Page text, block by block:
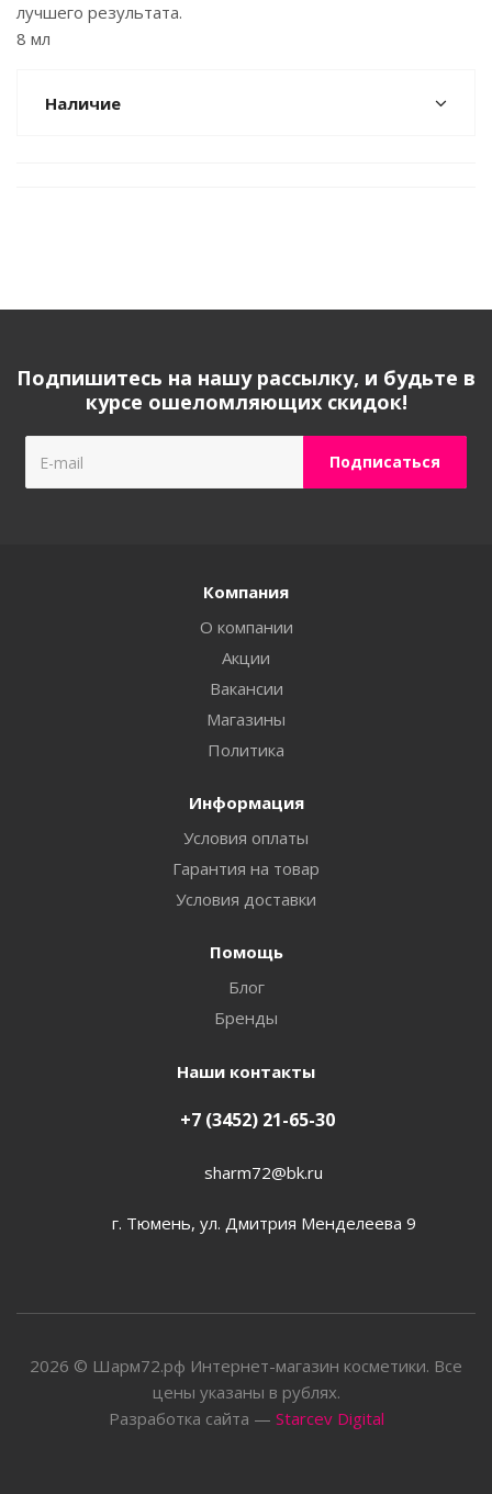
лучшего результата.
8 мл
Наличие
Подпишитесь на нашу рассылку, и будьте в
курсе ошеломляющих скидок!
Компания
О компании
Акции
Вакансии
Магазины
Политика
Информация
Условия оплаты
Гарантия на товар
Условия доставки
Помощь
Блог
Бренды
Наши контакты
+7 (3452) 21-65-30
sharm72@bk.ru
г. Тюмень, ул. Дмитрия Менделеева 9
2026 © Шарм72.рф Интернет-магазин косметики. Все
цены указаны в рублях.
Разработка сайта — Starcev Digital